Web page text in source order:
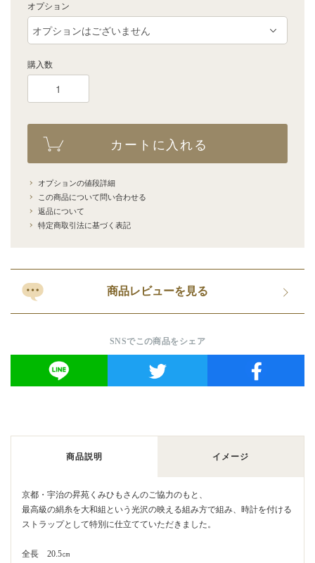
オプション
購入数
カートに入れる
オプションの値段詳細
この商品について問い合わせる
返品について
特定商取引法に基づく表記
商品レビューを見る
SNSでこの商品をシェア
商品説明 イメージ
京都・宇治の昇苑くみひも さんのご協力のもと、
最高級の絹糸を大和組という光沢の映える組み方で組み、時計を付ける
ストラップとして特別に仕立てていただきました。
全長 20.5㎝